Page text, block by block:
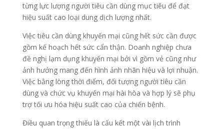
từng lực lượng người tiêu cần dùng mục tiêu để đạt
hiệu suất cao loại dung dịch lượng nhất.
Việc tiêu cần dùng khuyến mại cũng hết sức cần được
gồm kế hoạch hết sức cẩn thận. Doanh nghiệp chưa
đề nghị lạm dụng khuyến mại bởi vì gồm vẻ cũng như
ảnh hưởng mang đến hình ảnh nhãn hiệu và lợi nhuận.
Việc bằng lòng thời điểm, đối tượng người tiêu cần
dùng và chức vụ khuyến mại hài hòa và hợp lý sẽ phụ
trợ tối ưu hóa hiệu suất cao của chiến bệnh.
Điều quan trọng thiếu là cấu kết một vài lịch trình